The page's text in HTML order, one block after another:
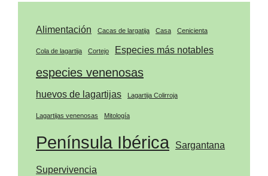
Alimentación Cacas de largatija Casa Cenicienta
Cola de lagartija Cortejo Especies más notables
especies venenosas
huevos de lagartijas Lagartija Colirroja
Lagartijas venenosas Mitología
Península Ibérica Sargantana
Supervivencia